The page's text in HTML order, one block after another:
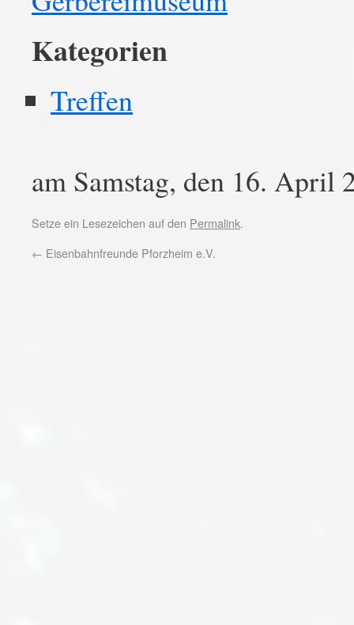
Kategorien
Treffen
am Samstag, den 16. April
Setze ein Lesezeichen auf den Permalink.
← Eisenbahnfreunde Pforzheim e.V.